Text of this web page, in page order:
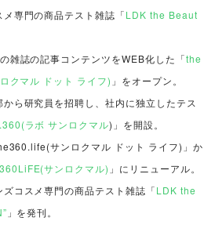
専門の商品テスト雑誌「LDK the Beaut
雑誌の記事コンテンツをWEB化した「the
クマル ドット ライフ) 」をオープン。
ら研究員を招聘し、社内に独立したテス
ラボ サンロクマル)」を開設。
サンロクマル ドット ライフ)」か
360LiFE(サンロクマル) 」にリニューアル。
コスメ専門の商品テスト雑誌「LDK the
」を発刊。